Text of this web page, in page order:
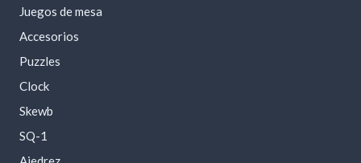
Juegos de mesa
Accesorios
Puzzles
Clock
Skewb
SQ-1